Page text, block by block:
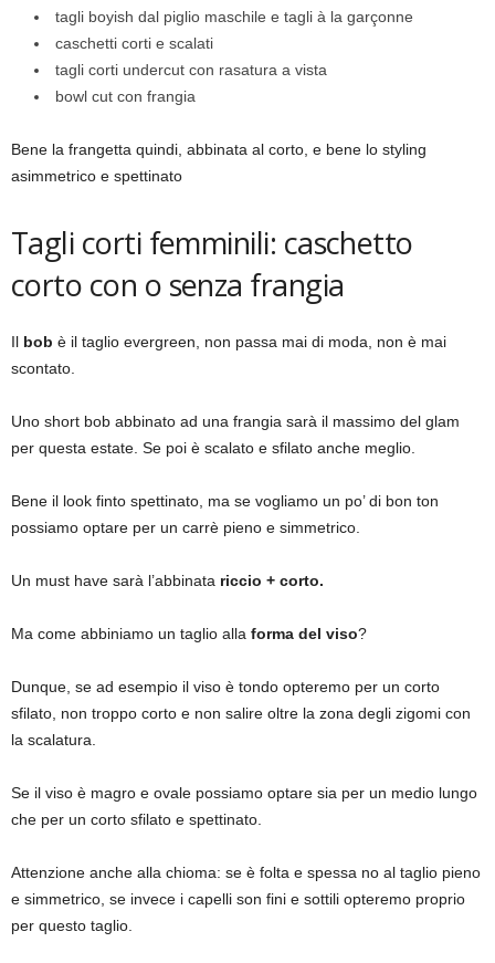
tagli boyish dal piglio maschile e tagli à la garçonne
caschetti corti e scalati
tagli corti undercut con rasatura a vista
bowl cut con frangia
Bene la frangetta quindi, abbinata al corto, e bene lo styling
asimmetrico e spettinato
Tagli corti femminili: caschetto
corto con o senza frangia
Il bob è il taglio evergreen, non passa mai di moda, non è mai
scontato.
Uno short bob abbinato ad una frangia sarà il massimo del glam
per questa estate. Se poi è scalato e sfilato anche meglio.
Bene il look finto spettinato, ma se vogliamo un po’ di bon ton
possiamo optare per un carrè pieno e simmetrico.
Un must have sarà l’abbinata riccio + corto.
Ma come abbiniamo un taglio alla forma del viso?
Dunque, se ad esempio il viso è tondo opteremo per un corto
sfilato, non troppo corto e non salire oltre la zona degli zigomi con
la scalatura.
Se il viso è magro e ovale possiamo optare sia per un medio lungo
che per un corto sfilato e spettinato.
Attenzione anche alla chioma: se è folta e spessa no al taglio pieno
e simmetrico, se invece i capelli son fini e sottili opteremo proprio
per questo taglio.